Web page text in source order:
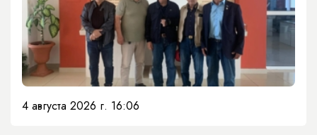
4 августа 2026 г. 16:06